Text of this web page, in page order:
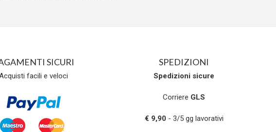
SICURI
facili e veloci
SPEDIZIONI
Spedizioni sicure
Corriere GLS
€ 9,90 - 3/5 gg lavorativi